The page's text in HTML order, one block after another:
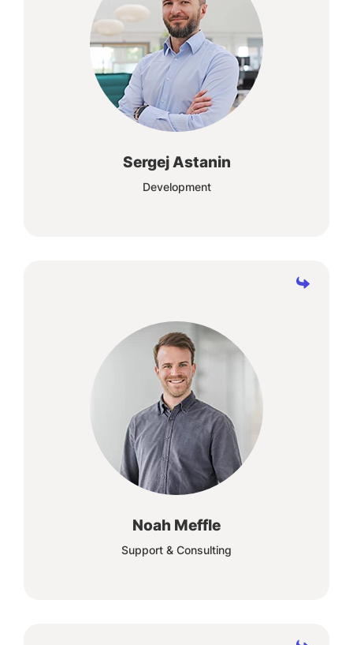
Sergej Astanin
Development
Ein Raum für Ideen und die Offenheit auf
Neuem aufzubauen sind unsere Grundlage,
um passende Lösungen zu entwickeln,
abgestimmt auf die Bedürfnisse unserer
Noah Meffle
Support & Consulting
Die Lösungen, die wir gemeinsam, für die
verschiedensten Problemstellungen finden,
bringt uns und unsere Kunden, jeden Tag